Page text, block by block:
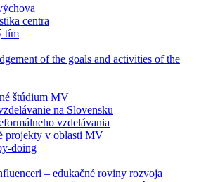
centra
tím
of the goals and activities of the
štúdium MV
na Slovensku
vzdelávania
projekty v oblasti MV
doing
– edukačné roviny rozvoja